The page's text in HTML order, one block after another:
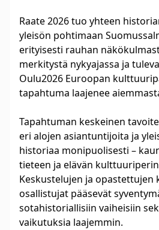
Raate 2026 tuo yhteen
yleisön pohtimaan
erityisesti rauhan
merkitystä nykyajassa ja
Oulu2026 Euroopan
tapahtuma laajenee
Tapahtuman keskeinen
eri alojen asiantuntijoita ja
historiaa monipuolisesti –
tieteen ja elävän
Keskustelujen ja opastettujen
osallistujat pääsevät
sotahistoriallisiin vaiheisiin
vaikutuksia laajemmin.